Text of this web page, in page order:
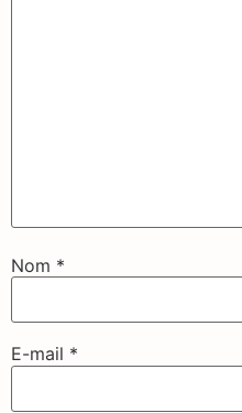
Nom *
E-mail *